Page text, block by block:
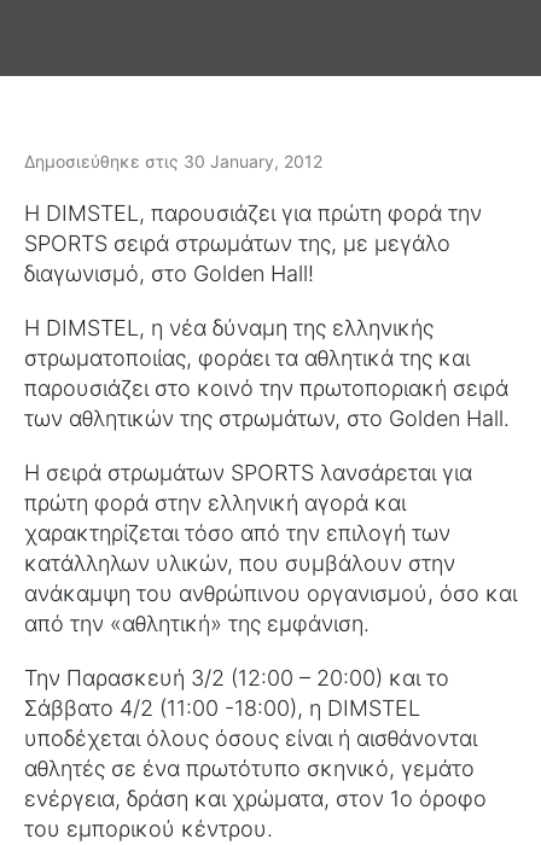
Δημοσιεύθηκε στις 30 January, 2012
Η DIMSTEL, παρουσιάζει για πρώτη φορά την
SPORTS σειρά στρωμάτων της, με μεγάλο
διαγωνισμό, στο Golden Hall!
Η DIMSTEL, η νέα δύναμη της ελληνικής
στρωματοποιίας, φοράει τα αθλητικά της και
παρουσιάζει στο κοινό την πρωτοποριακή σειρά
των αθλητικών της στρωμάτων, στο Golden Hall.
Η σειρά στρωμάτων SPORTS λανσάρεται για
πρώτη φορά στην ελληνική αγορά και
χαρακτηρίζεται τόσο από την επιλογή των
κατάλληλων υλικών, που συμβάλουν στην
ανάκαμψη του ανθρώπινου οργανισμού, όσο και
από την «αθλητική» της εμφάνιση.
Την Παρασκευή 3/2 (12:00 – 20:00) και το
Σάββατο 4/2 (11:00 -18:00), η DIMSTEL
υποδέχεται όλους όσους είναι ή αισθάνονται
αθλητές σε ένα πρωτότυπο σκηνικό, γεμάτο
ενέργεια, δράση και χρώματα, στον 1ο όροφο
του εμπορικού κέντρου.